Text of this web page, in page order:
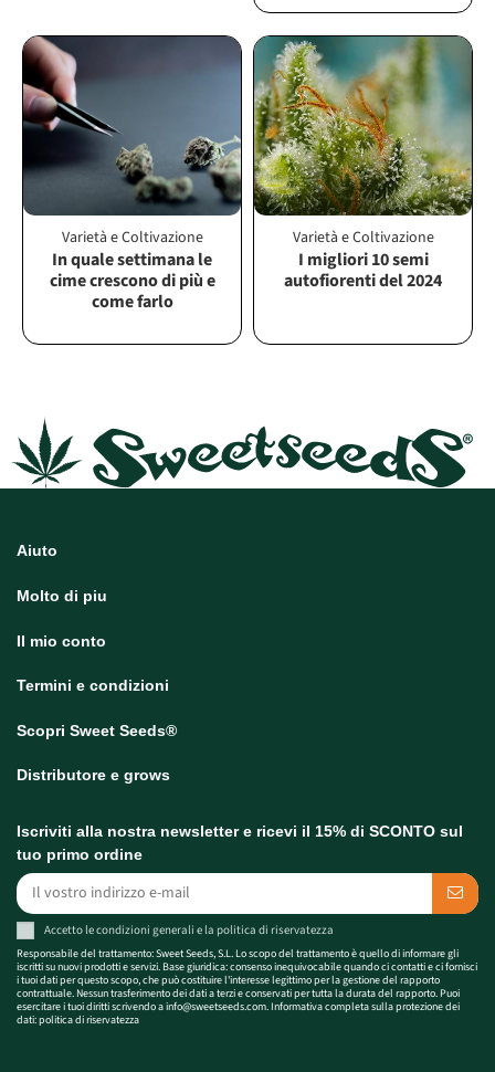
Varietà e Coltivazione
In quale settimana le
cime crescono di più e
come farlo
Varietà e Coltivazione
I migliori 10 semi
autofiorenti del 2024
Aiuto
Molto di piu
Il mio conto
Termini e condizioni
Scopri Sweet Seeds®
Distributore e grows
Iscriviti alla nostra newsletter e ricevi il 15% di SCONTO sul
tuo primo ordine
Accetto lecondizioni generali e la politica di riservatezza
Responsabile del trattamento: Sweet Seeds, S.L. Lo scopo del trattamento è quello di informare gli
iscritti su nuovi prodotti e servizi. Base giuridica: consenso inequivocabile quando ci contatti e ci fornisci
i tuoi dati per questo scopo, che può costituire l'interesse legittimo per la gestione del rapporto
contrattuale. Nessun trasferimento dei dati a terzi e conservati per tutta la durata del rapporto. Puoi
esercitare i tuoi diritti scrivendo ainfo@sweetseeds.com. Informativa completa sulla protezione dei
dati:politica di riservatezza